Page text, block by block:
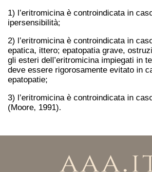
1) l’eritromicina è controindicata in
ipersensibilità;
2) l’eritromicina è controindicata in
epatica, ittero; epatopatia grave,
gli esteri dell’eritromicina impiegati in
deve essere rigorosamente evitato in
epatopatie;
3) l’eritromicina è controindicata in
(Moore, 1991).